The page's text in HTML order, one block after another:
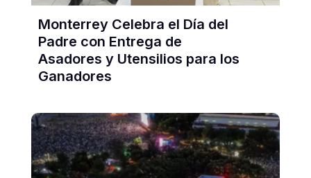
Monterrey Celebra el Día del
Padre con Entrega de
Asadores y Utensilios para los
Ganadores